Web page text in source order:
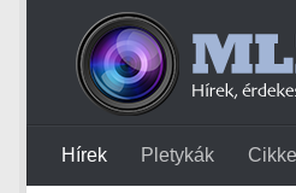
Hírek Pletykák